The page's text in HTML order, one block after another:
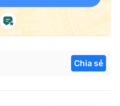
Chia sẻ